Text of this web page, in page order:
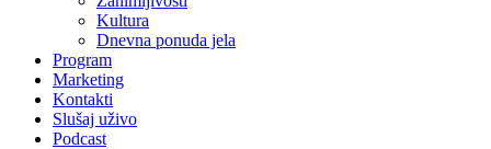
Kultura
Dnevna ponuda jela
Program
Marketing
Kontakti
Slušaj uživo
Podcast